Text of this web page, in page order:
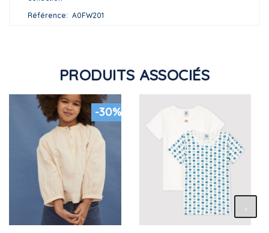
Référence
A0FW201
PRODUITS ASSOCIÉS
-30%